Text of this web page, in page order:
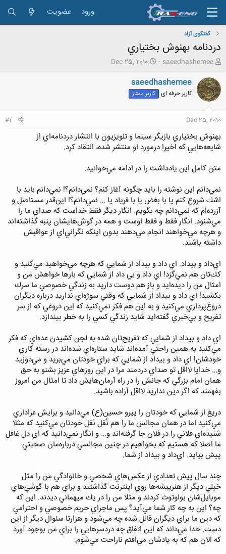
ورود عضویت
گفتگوی آزاد
دردنامه بهنوش بختياري
ش
و
ع
ک
ن
د
ه
م
و
و
saeedhashemee
ت
ر
ی
خ
ع
Dec 25, 2010
saeedhashemee
کاربر حرفه ای کاربر ممتاز
Dec 25, 2010
#1
بهنوش بختياري بازيگر سينما و تلويزيون با انتشار دردنامه‌اي از
شايعه‌هايي كه اخيرا درمورد او منتشر شده، انتقاد كرد.
متن كامل اين يادداشت را در ادامه مي‌خوانيد.
نمي‌دانم اين نوشته را بايد چگونه آغاز كنم؟ نمي‌دانم؟! نمي‌دانم بايد با
اشك شروع كنم يا با بغض يا با فرياد يا … نمي‌دانم؟! اين‌قدر مستاصل و
آزرده‌ام كه نمي‌دانم چه بگويم. انگار ديگر فقط خداست كه صداي ما را
مي‌شنود. انگار فقط و فقط اوست و همه در گوش‌هايشان پنبه گذاشته‌اند
و هرچه مي‌خواهند انجام مي‌دهند بدون اينكه نگراني‌اي از عواقبش
داشته باشند.
اي‌داد و بيداد. اي داد و بيداد از شمايي كه هرچه مي‌خواهيد مي‌كنيد و
كك‌تان هم نمي‌گزد! اي داد و بي داد از شمايي كه بارها خواهش من و
امثال من را ديده‌ايد و باز هم دوست داريد به زندگي خصوصي ‌ما سرك
بكشيد! اي داد و بيداد از شمايي كه وقتي سوژه‌اي نداريد درباره ديگران
دروغ‌پردازي مي‌كنيد و به اين هم فكر نمي‌كنيد كه اين دروغي كه از سر
تفريح و بي‌خبري گفته‌ايد شايد زندگي كسي را به خطر بيندازد.
اي داد و بيداد از شمايي كه تفريح‌تان شده به لجن كشيدن عده‌اي كه فكر
مي‌كنيد به همين راحتي آمده‌اند شايد ستاره‌اي شده‌اند در رسته كاري
خودشان! اي داد و بيداد از شمايي كه براي خودتان مي‌بريد و مي‌دوزيد
و… خدايا لااقل تو صداي دردمند مرا در اين روزهاي عزيز بشنو به حق
همان امام بزرگي كه جانش را در راه آرمان‌هايش داد تا امثال من امروز
بفهمند كه اگر دين نداريد لااقل آزاده باشيد.
دريغ از شمايي كه خودتان را پيرو حسين(ع) مي‌دانيد و برايش عزاداري
مي‌كنيد اما در همان مجالس ما را هم نُقل نَقل خودتان مي‌كنيد كه مثلا
شنيده‌اي فلاني را در فلان جا گرفته‌اند و… و انگار نمي‌دانيد كه اي دل غافل
ما اصلا كه هستيم كه بخواهيم در چنين مجالسي درباره‌مان صحبتي
پيش بيايد. اي‌داد و بيداد از شما.
چند سال پيش تعدادي از عكس‌هاي شخصي و خانوادگي من را مثل
خيلي ديگر از هنرپيشه‌ها روي اينترنت گذاشتند و براي هم با گوشي‌هاي
موبايل‌شان بولوتوث كردند و مثلا من را در يك ميهماني ديدند. اين كه
چه؟ اين به چه كار شما مي‌آيد؟ پس ماجراي حريم خصوصي و احترامي
كه دين ما براي ديگران قائل شده چه مي‌شود و هزارتا سئوال ديگر از اين
دست. خدا مي‌داند كه اين اتفاق چه دردسرهايي را براي من بوجود آورد
كه الان هم كه به يادشان مي‌افتم ناراحت مي‌شوم.